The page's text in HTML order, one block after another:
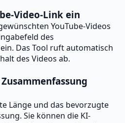
Video-Link ein
YouTube-Videos
des
Das Tool ruft automatisch
des Videos ab.
Länge und das bevorzugte
Sie können die KI-